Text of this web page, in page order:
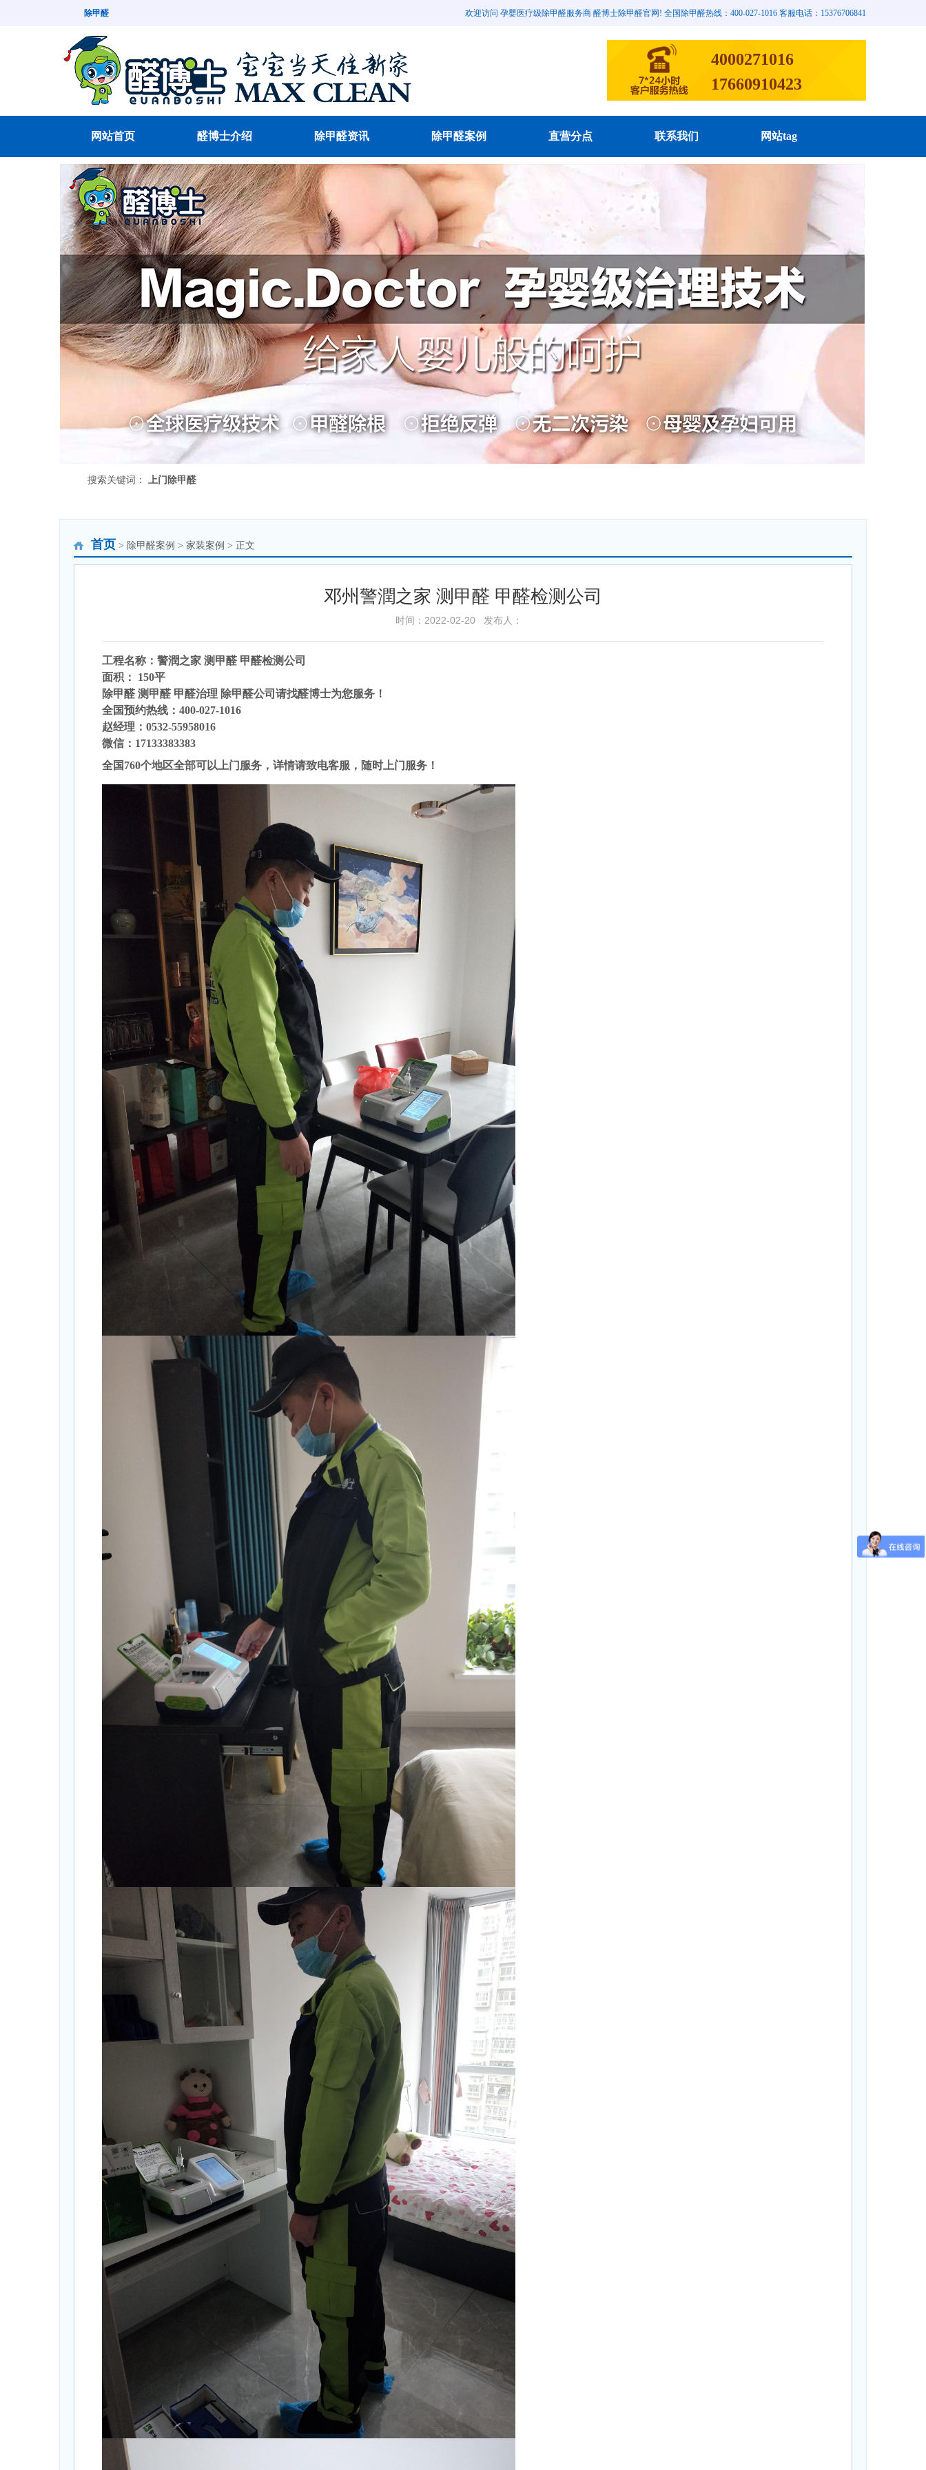
欢迎访问 孕婴医疗级除甲醛服务商 醛博士除甲醛官网! 全国除甲醛热线：400-027-1016 客服电话：15376706841
除甲醛
4000271016
17660910423
网站首页 醛博士介绍 除甲醛资讯 除甲醛案例 直营分点 联系我们 网站tag
搜索关键词： 上门除甲醛
首页 > 除甲醛案例 > 家装案例 > 正文
邓州警潤之家 测甲醛 甲醛检测公司
时间：2022-02-20 发布人：
工程名称：警潤之家 测甲醛 甲醛检测公司
面积： 150平
除甲醛 测甲醛 甲醛治理 除甲醛公司请找醛博士为您服务！
全国预约热线：400-027-1016
赵经理：0532-55958016
微信：17133383383
全国760个地区全部可以上门服务，详情请致电客服，随时上门服务！